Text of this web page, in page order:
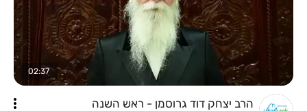
02:37
הרב יצחק דוד גרוסמן - ראש השנה